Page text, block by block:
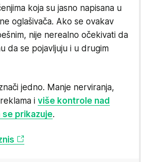
koja su jasno napisana u
oglašivača. Ako se ovakav
nije nerealno očekivati da
da se pojavljuju i u drugim
jedno. Manje nerviranja,
i više kontrole nad
prikazuje.